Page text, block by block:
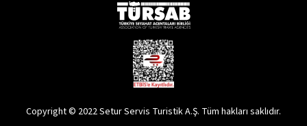
Copyright © 2022 Setur Servis Turistik A.Ş. Tüm hakları saklıdır.